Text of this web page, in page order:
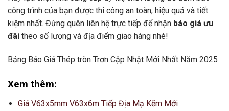
công trình của bạn được thi công an toàn, hiệu quả và tiết
kiệm nhất. Đừng quên liên hệ trực tiếp để nhận báo giá ưu
đãi theo số lượng và địa điểm giao hàng nhé!
Bảng Báo Giá Thép tròn Trơn Cập Nhật Mới Nhất Năm 2025
Xem thêm:
Giá V63x5mm V63x6m Tiếp Địa Mạ Kẽm Mới